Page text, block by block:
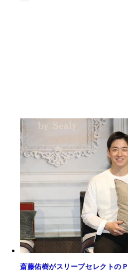
斎藤佑樹がスリープセレクトの